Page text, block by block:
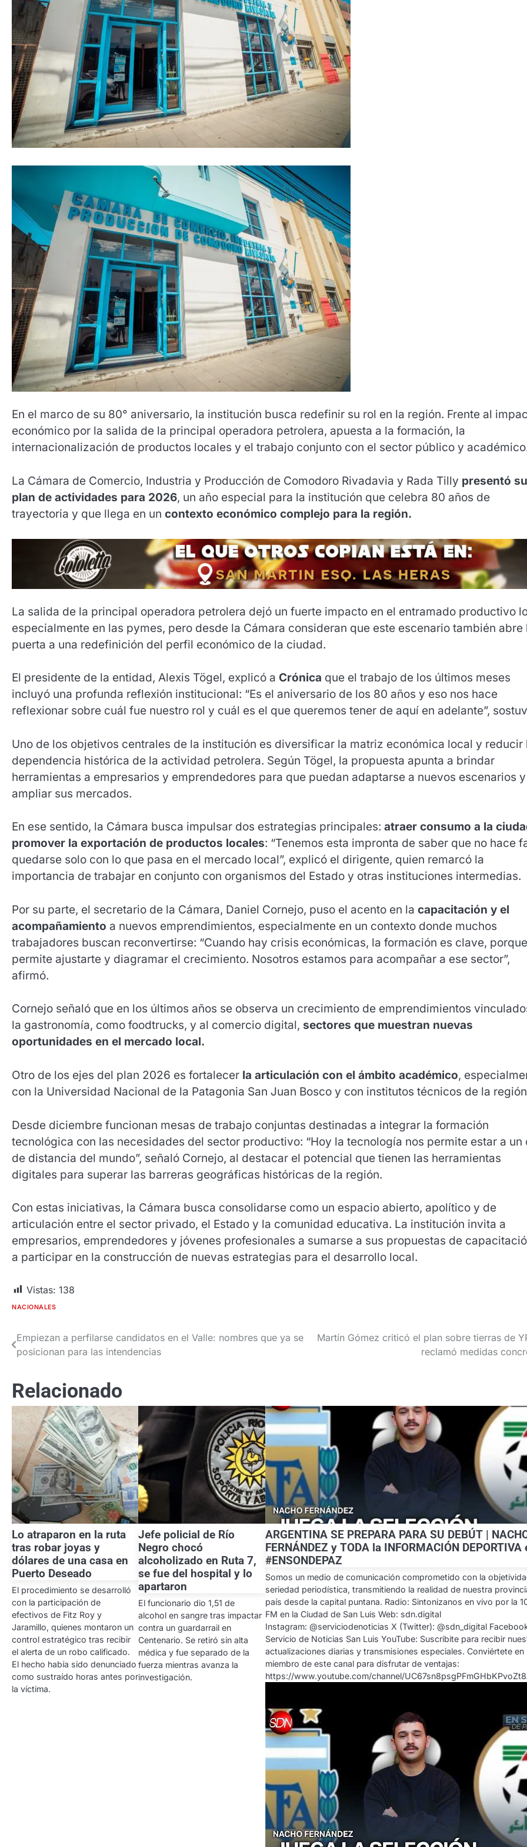
En el marco de su 80° aniversario, la institución busca redefinir su rol en la región. Frente al
económico por la salida de la principal operadora petrolera, apuesta a la formación, la
internacionalización de productos locales y el trabajo conjunto con el sector público y
La Cámara de Comercio, Industria y Producción de Comodoro Rivadavia y Rada Tilly presentó su
plan de actividades para 2026, un año especial para la institución que celebra 80 años de
trayectoria y que llega en un contexto económico complejo para la región.
La salida de la principal operadora petrolera dejó un fuerte impacto en el entramado productivo
especialmente en las pymes, pero desde la Cámara consideran que este escenario también abre
puerta a una redefinición del perfil económico de la ciudad.
El presidente de la entidad, Alexis Tögel, explicó a Crónica que el trabajo de los últimos meses
incluyó una profunda reflexión institucional: “Es el aniversario de los 80 años y eso nos hace
reflexionar sobre cuál fue nuestro rol y cuál es el que queremos tener de aquí en adelante”,
Uno de los objetivos centrales de la institución es diversificar la matriz económica local y reducir
dependencia histórica de la actividad petrolera. Según Tögel, la propuesta apunta a brindar
herramientas a empresarios y emprendedores para que puedan adaptarse a nuevos escenarios y
ampliar sus mercados.
En ese sentido, la Cámara busca impulsar dos estrategias principales: atraer consumo a la
promover la exportación de productos locales: “Tenemos esta impronta de saber que no hace
quedarse solo con lo que pasa en el mercado local”, explicó el dirigente, quien remarcó la
importancia de trabajar en conjunto con organismos del Estado y otras instituciones intermedias.
Por su parte, el secretario de la Cámara, Daniel Cornejo, puso el acento en la capacitación y el
acompañamiento a nuevos emprendimientos, especialmente en un contexto donde muchos
trabajadores buscan reconvertirse: “Cuando hay crisis económicas, la formación es clave,
permite ajustarte y diagramar el crecimiento. Nosotros estamos para acompañar a ese sector”,
afirmó.
Cornejo señaló que en los últimos años se observa un crecimiento de emprendimientos
la gastronomía, como foodtrucks, y al comercio digital, sectores que muestran nuevas
oportunidades en el mercado local.
Otro de los ejes del plan 2026 es fortalecer la articulación con el ámbito académico,
con la Universidad Nacional de la Patagonia San Juan Bosco y con institutos técnicos de la
Desde diciembre funcionan mesas de trabajo conjuntas destinadas a integrar la formación
tecnológica con las necesidades del sector productivo: “Hoy la tecnología nos permite estar a un
de distancia del mundo”, señaló Cornejo, al destacar el potencial que tienen las herramientas
digitales para superar las barreras geográficas históricas de la región.
Con estas iniciativas, la Cámara busca consolidarse como un espacio abierto, apolítico y de
articulación entre el sector privado, el Estado y la comunidad educativa. La institución invita a
empresarios, emprendedores y jóvenes profesionales a sumarse a sus propuestas de
a participar en la construcción de nuevas estrategias para el desarrollo local.
Vistas: 138
NACIONALES
Navegación
de
entradas
Empiezan a perfilarse candidatos en el Valle: nombres que ya se
posicionan para las intendencias
Martín Gómez criticó el plan sobre tierras de
reclamó medidas
Relacionado
Lo atraparon en la ruta
tras robar joyas y
dólares de una casa en
Puerto Deseado
El procedimiento se desarrolló
con la participación de
efectivos de Fitz Roy y
Jaramillo, quienes montaron un
control estratégico tras recibir
el alerta de un robo calificado.
El hecho había sido denunciado
como sustraído horas antes por
la víctima.
Jefe policial de Río
Negro chocó
alcoholizado en Ruta 7,
se fue del hospital y lo
apartaron
El funcionario dio 1,51 de
alcohol en sangre tras impactar
contra un guardarrail en
Centenario. Se retiró sin alta
médica y fue separado de la
fuerza mientras avanza la
investigación.
ARGENTINA SE PREPARA PARA SU DEBÚT |
FERNÁNDEZ y TODA la INFORMACIÓN DEPORTIVA
#ENSONDEPAZ
Somos un medio de comunicación comprometido con la
seriedad periodística, transmitiendo la realidad de nuestra
país desde la capital puntana. Radio: Sintonizanos en vivo por la
FM en la Ciudad de San Luis Web: sdn.digital
Instagram: @serviciodenoticias X (Twitter): @sdn_digital
Servicio de Noticias San Luis YouTube: Suscribite para recibir
actualizaciones diarias y transmisiones especiales. Conviértete en
miembro de este canal para disfrutar de ventajas:
https://www.youtube.com/channel/